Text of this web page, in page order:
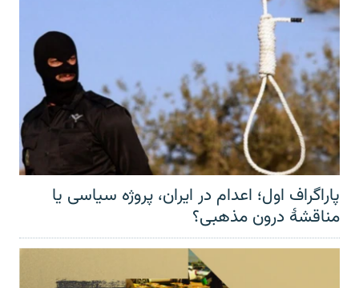
پاراگراف اول؛ اعدام در ایران، پروژه سیاسی یا
مناقشهٔ درون مذهبی؟